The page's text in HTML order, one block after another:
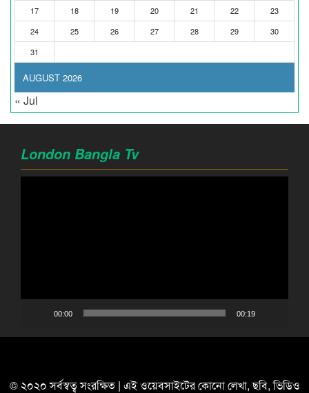
AUGUST 2026
17
18 19 20 21 22
23
24
25 26 27 28 29
30
31
« Jul
London Bangla Tv
00:00 00:19
© ২০২০ সর্বস্বত্ব সংরক্ষিত | এই ওয়েবসাইটের কোনো লেখা, ছবি, ভিডিও